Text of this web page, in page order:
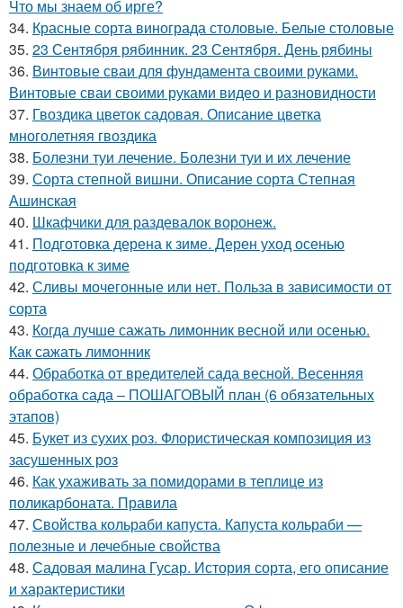
Что мы знаем об ирге?
34. Красные сорта винограда столовые. Белые столовые
35. 23 Сентября рябинник. 23 Сентября. День рябины
36. Винтовые сваи для фундамента своими руками.
Винтовые сваи своими руками видео и разновидности
37. Гвоздика цветок садовая. Описание цветка
многолетняя гвоздика
38. Болезни туи лечение. Болезни туи и их лечение
39. Сорта степной вишни. Описание сорта Степная
Ашинская
40. Шкафчики для раздевалок воронеж.
41. Подготовка дерена к зиме. Дерен уход осенью
подготовка к зиме
42. Сливы мочегонные или нет. Польза в зависимости от
сорта
43. Когда лучше сажать лимонник весной или осенью.
Как сажать лимонник
44. Обработка от вредителей сада весной. Весенняя
обработка сада – ПОШАГОВЫЙ план (6 обязательных
этапов)
45. Букет из сухих роз. Флористическая композиция из
засушенных роз
46. Как ухаживать за помидорами в теплице из
поликарбоната. Правила
47. Свойства кольраби капуста. Капуста кольраби —
полезные и лечебные свойства
48. Садовая малина Гусар. История сорта, его описание
и характеристики